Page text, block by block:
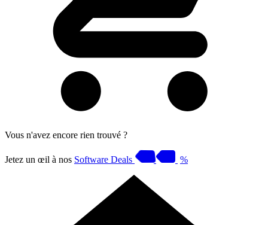
Vous n'avez encore rien trouvé ?
Jetez un œil à nos Software Deals %